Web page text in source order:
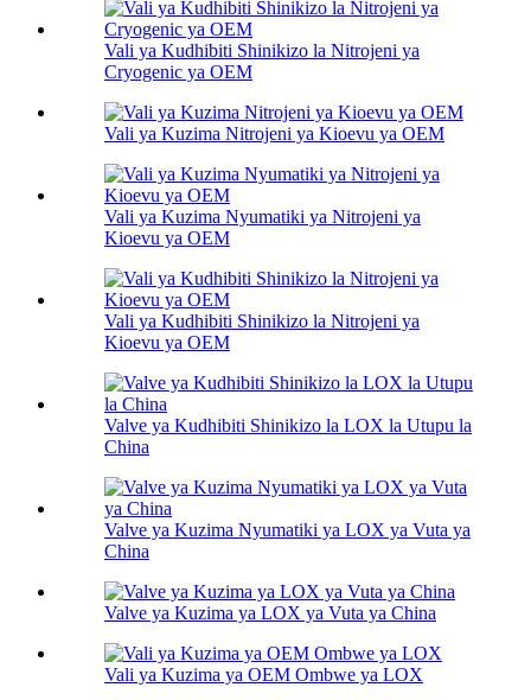
Vali ya Kudhibiti Shinikizo la Nitrojeni ya
Cryogenic ya OEM
Vali ya Kuzima Nitrojeni ya Kioevu ya OEM
Vali ya Kuzima Nyumatiki ya Nitrojeni ya
Kioevu ya OEM
Vali ya Kudhibiti Shinikizo la Nitrojeni ya
Kioevu ya OEM
Valve ya Kudhibiti Shinikizo la LOX la Utupu la
China
Valve ya Kuzima Nyumatiki ya LOX ya Vuta ya
China
Valve ya Kuzima ya LOX ya Vuta ya China
Vali ya Kuzima ya OEM Ombwe ya LOX